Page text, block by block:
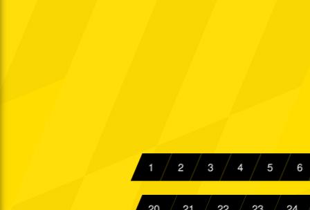
Fr. 27.09.1985
Sa. 05.10.1985
1 2 3 4 5 6